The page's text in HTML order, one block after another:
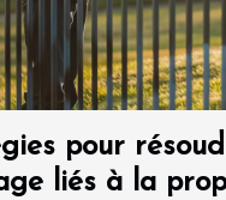
pour
liés à la